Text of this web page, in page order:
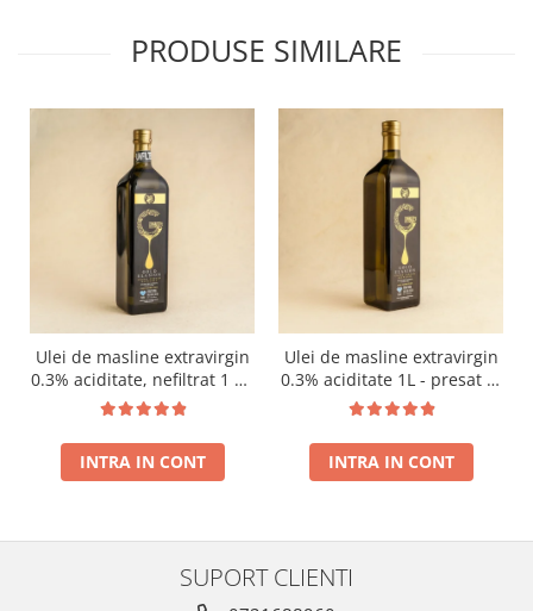
PRODUSE SIMILARE
Ulei de masline extravirgin
0.3% aciditate, nefiltrat 1 L -
presat la rece RECOLTA
INTRA IN CONT
Ulei de masline extravirgin
0.3% aciditate 1L - presat la
rece RECOLTA NOUA
INTRA IN CONT
SUPORT CLIENTI